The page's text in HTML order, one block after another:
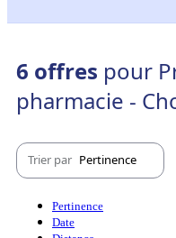
6 offres pour
pharmacie -
Trier par Pertinence
Pertinence
Date